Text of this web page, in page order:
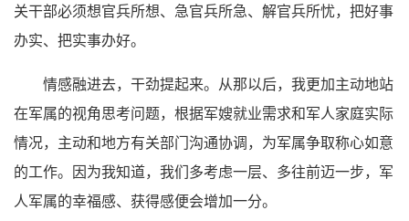
关干部必须想官兵所想、急官兵所急、解官兵所忧，把好事
办实、把实事办好。
情感融进去，干劲提起来。从那以后，我更加主动地站
在军属的视角思考问题，根据军嫂就业需求和军人家庭实际
情况，主动和地方有关部门沟通协调，为军属争取称心如意
的工作。因为我知道，我们多考虑一层、多往前迈一步，军
人军属的幸福感、获得感便会增加一分。